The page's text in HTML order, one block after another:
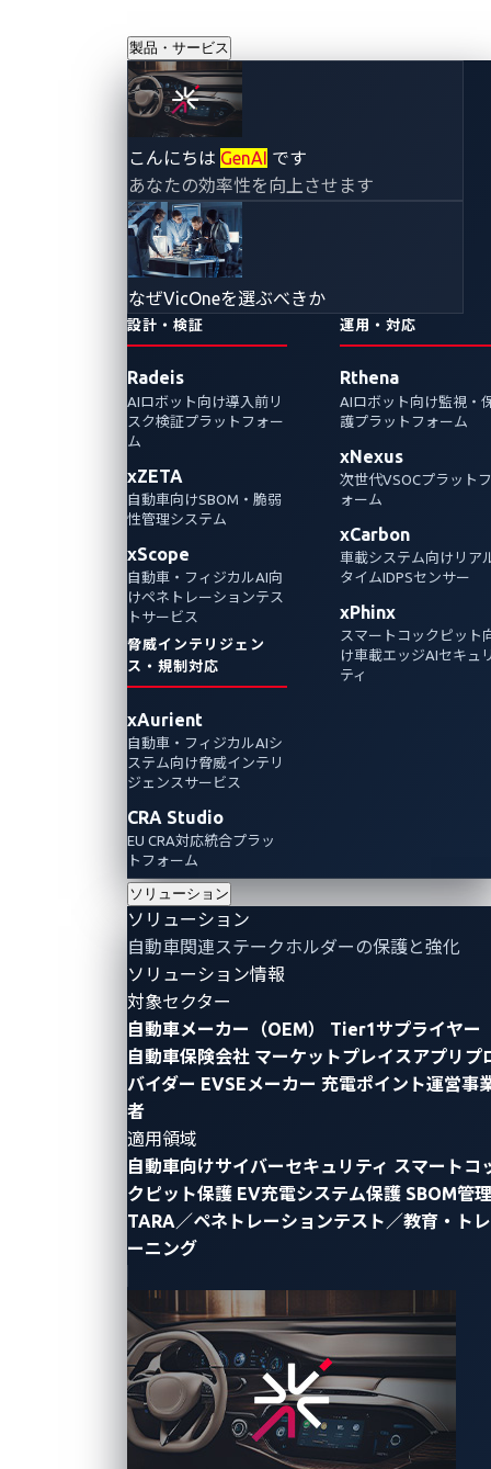
製品・サービス
こんにちは GenAI です
あなたの効率性を向上させます
なぜVicOneを選ぶべきか
設計・検証
Radeis
AIロボット向け導入前リ
スク検証プラットフォー
ム
xZETA
自動車向けSBOM・脆弱
性管理システム
xScope
自動車・フィジカルAI向
けペネトレーションテス
トサービス
脅威インテリジェン
ス・規制対応
xAurient
自動車・フィジカルAIシ
ステム向け脅威インテリ
ジェンスサービス
CRA Studio
EU CRA対応統合プラッ
トフォーム
運用・対応
Rthena
AIロボット向け監視・
護プラットフォーム
xNexus
次世代VSOCプラットフ
ォーム
xCarbon
車載システム向けリア
タイムIDPSセンサー
xPhinx
スマートコックピット
け車載エッジAIセキュ
ティ
ソリューション
ソリューション
自動車関連ステークホルダーの保護と強化
ソリューション情報
対象セクター
自動車メーカー（OEM）
Tier1サプライヤー
自動車保険会社 マーケットプレイスアプリプ
バイダー EVSEメーカー 充電ポイント運営事
者
適用領域
自動車向けサイバーセキュリティ スマートコ
クピット保護 EV充電システム保護 SBOM管理
TARA／ペネトレーションテスト／教育・トレ
ーニング
プレスリリース
VicOne、
ASRG
と共
同で
自動
車脆
を立
ち上
動車脅威
インテリ
ジェンス
化された
データベ
ースによ
新たな基
VicOne